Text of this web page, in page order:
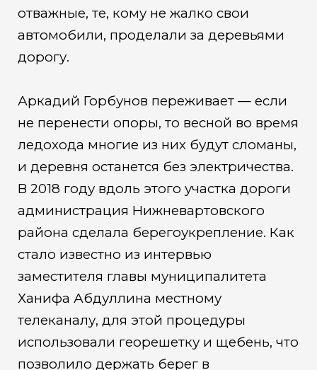
отважные, те, кому не жалко свои
автомобили, проделали за деревьями
дорогу.
Аркадий Горбунов переживает — если
не перенести опоры, то весной во время
ледохода многие из них будут сломаны,
и деревня останется без электричества.
В 2018 году вдоль этого участка дороги
администрация Нижневартовского
района сделала берегоукрепление. Как
стало известно из интервью
заместителя главы муниципалитета
Ханифа Абдуллина местному
телеканалу, для этой процедуры
использовали георешетку и щебень, что
позволило держать берег в